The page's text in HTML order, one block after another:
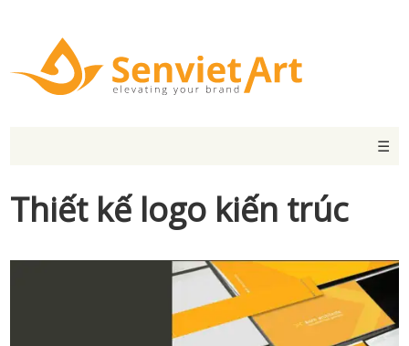
☰
Thiết kế logo kiến trúc